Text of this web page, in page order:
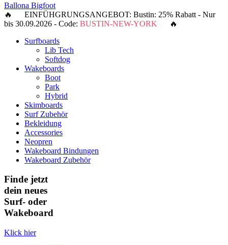
Ballona Bigfoot
🔥 EINFÜHGRUNGSANGEBOT: Bustin: 25% Rabatt - Nur
bis 30.09.2026 - Code: BUSTIN-NEW-YORK 🔥
Surfboards
Lib Tech
Softdog
Wakeboards
Boot
Park
Hybrid
Skimboards
Surf Zubehör
Bekleidung
Accessories
Neopren
Wakeboard Bindungen
Wakeboard Zubehör
Finde jetzt
dein neues
Surf- oder
Wakeboard
Klick hier